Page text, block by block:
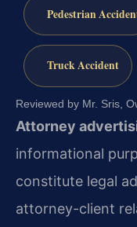
Pedestrian
Truck Accident
Reviewed by Mr. Sris,
Attorney
informational
constitute legal
attorney-client